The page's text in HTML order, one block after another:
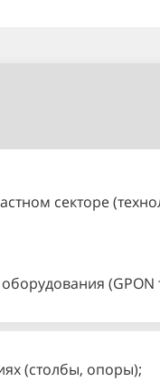
секторе
(столбы, опоры);